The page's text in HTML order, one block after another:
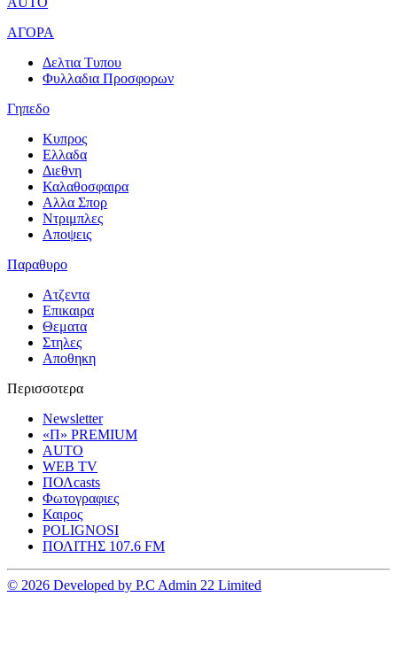
ΑΓΟΡΑ
Δελτια Τυπου
Φυλλαδια Προσφορων
Γηπεδο
Κυπρος
Ελλαδα
Διεθνη
Καλαθοσφαιρα
Αλλα Σπορ
Ντριμπλες
Αποψεις
Παραθυρο
Ατζεντα
Επικαιρα
Θεματα
Στηλες
Αποθηκη
Περισσοτερα
Newsletter
«Π» PREMIUM
AUTO
WEB TV
ΠΟΛcasts
Φωτογραφιες
Καιρος
POLIGNOSI
ΠΟΛΙΤΗΣ 107.6 FM
© 2026 Developed by P.C Admin 22 Limited